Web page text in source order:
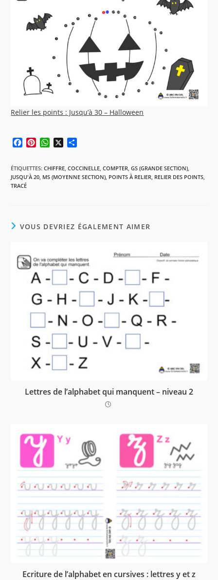
Relier les points : Jusqu’à 30 – Halloween
e
b
o
t
e
W
t
s
t
a
ÉTIQUETTES:CHIFFRE, COCCINELLE, COMPTER, GS (GRANDE SECTION),
JUSQU'À 20, MS (MOYENNE SECTION), POINTS À RELIER, RELIER DES POINTS,
TRACÉ
VOUS DEVRIEZ ÉGALEMENT AIMER
Lettres de l’alphabet qui manquent – niveau 2
Ecriture de l’alphabet en cursives : lettres y et z